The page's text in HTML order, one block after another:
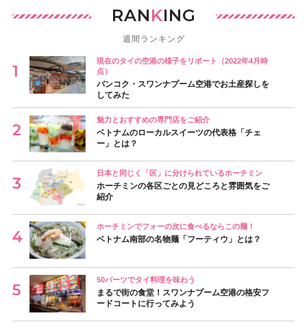
RANKING
週間ランキング
現在のタイの空港の様子をリポート（2022年4月時
点）
バンコク・スワンナプーム空港でお土産探しを
してみた
魅力とおすすめの専門店をご紹介
ベトナムのローカルスイーツの代表格「チェ
ー」とは？
日本と同じく「区」に分けられているホーチミン
ホーチミンの各区ごとの見どころと雰囲気をご
紹介
ホーチミンでフォーの次に食べるならこの麺！
ベトナム南部の名物麺「フーティウ」とは？
50バーツでタイ料理を味わう
まるで街の食堂！スワンナプーム空港の格安フ
ードコートに行ってみよう